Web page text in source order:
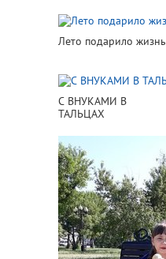
Лето подарило жизнь
С ВНУКАМИ В
ТАЛЬЦАХ